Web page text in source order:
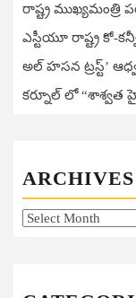
రాష్ట్ర
ఎస్టీయూ రాష్ట్ర కో-
అల్ హసన ట్రస్ట్’
కర్నూల్ లో “శాశ్వత
ARCHIVES
Archives